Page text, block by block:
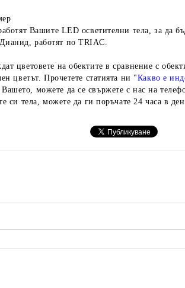
Вашите LED осветителни тела, за да
работят по TRIAC.
цветовете на обектите в сравнение с
цветът. Прочетете статията ни "Какво е
можете да се свържете с нас на
си тела, можете да ги поръчате 24 часа в